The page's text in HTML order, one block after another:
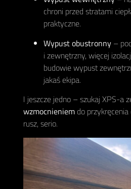
chroni przed stratami
praktyczne.
Wypust obustronny–
i zewnętrzny, więcej
budowie wypust
jakaś ekipa.
I jeszcze jedno – szukaj XPS-a
wzmocnieniemdo przykręcenia
rusz, serio.